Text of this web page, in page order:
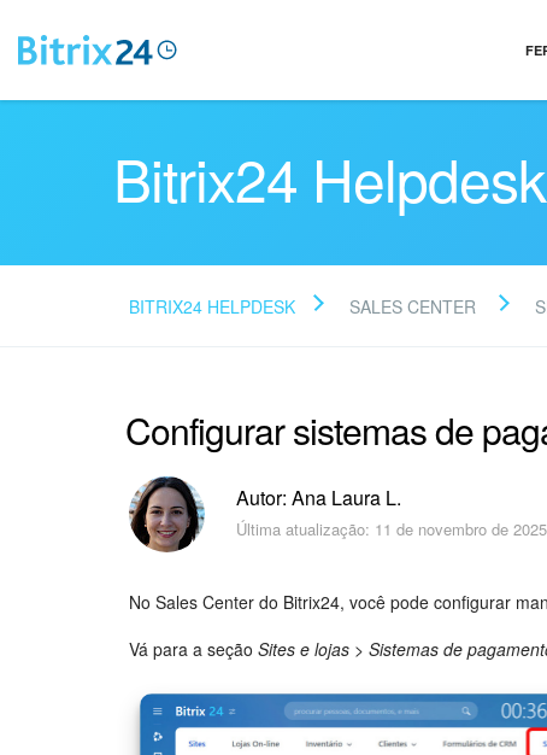
Bitrix24 Helpdesk
BITRIX24 HELPDESK SALES CENTER
Configurar sistemas de
Autor: Ana Laura L.
Última atualização: 11 de novembro de 2025
No Sales Center do Bitrix24, você pode configurar
Vá para a seção Sites e lojas > Sistemas de